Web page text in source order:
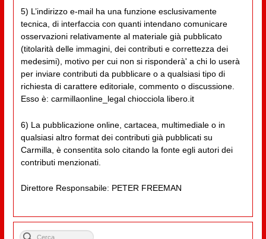
5) L’indirizzo e-mail ha una funzione esclusivamente
tecnica, di interfaccia con quanti intendano comunicare
osservazioni relativamente al materiale già pubblicato
(titolarità delle immagini, dei contributi e correttezza dei
medesimi), motivo per cui non si risponderà' a chi lo userà
per inviare contributi da pubblicare o a qualsiasi tipo di
richiesta di carattere editoriale, commento o discussione.
Esso è: carmillaonline_legal chiocciola libero.it
6) La pubblicazione online, cartacea, multimediale o in
qualsiasi altro format dei contributi già pubblicati su
Carmilla, è consentita solo citando la fonte egli autori dei
contributi menzionati.
Direttore Responsabile: PETER FREEMAN